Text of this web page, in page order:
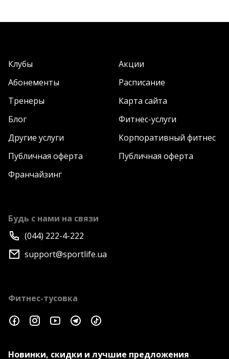
Клубы
Акции
Абонементы
Расписание
Тренеры
Карта сайта
Блог
Фитнес-услуги
Другие услуги
Корпоративный фитнес
Публичная оферта
Публичная оферта
Франчайзинг
Будь с нами на связи
(044) 222-4-222
support@sportlife.ua
Фитнес-тусовка
Новинки, скидки и лучшие предложения